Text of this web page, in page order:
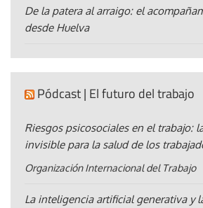
De la patera al arraigo: el
desde Huelva
Pódcast | El futuro del trabajo
Riesgos psicosociales en el trabajo:
invisible para la salud de los
Organización Internacional del Trabajo
La inteligencia artificial generativa y